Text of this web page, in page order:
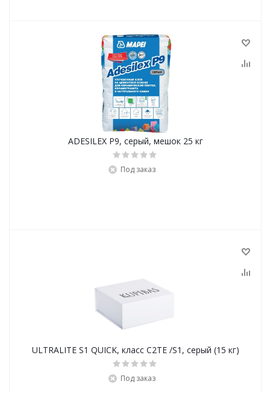
ADESILEX P9, серый, мешок 25 кг
Под заказ
ULTRALITE S1 QUICK, класс С2ТЕ /S1, серый (15 кг)
Под заказ